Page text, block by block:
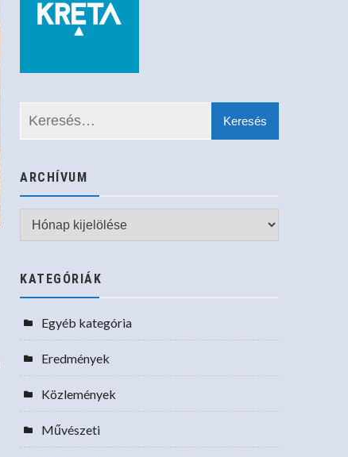
ARCHÍVUM
Archívum
KATEGÓRIÁK
Egyéb kategória
Eredmények
Közlemények
Művészeti